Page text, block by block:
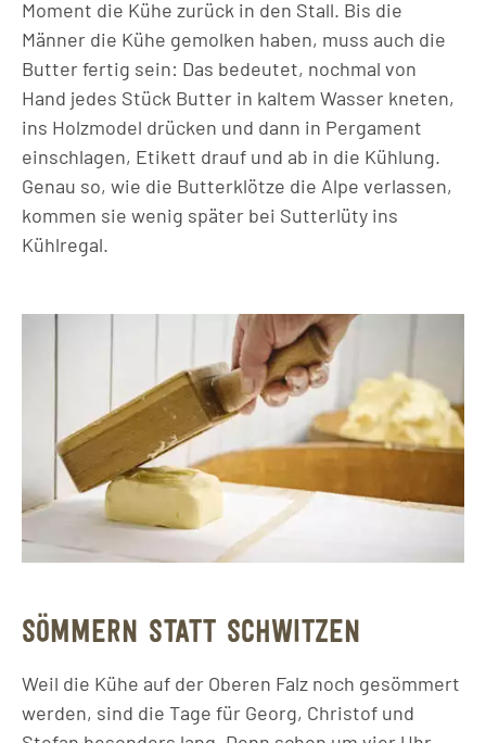
Moment die Kühe zurück in den Stall. Bis die
Männer die Kühe gemolken haben, muss auch die
Butter fertig sein: Das bedeutet, nochmal von
Hand jedes Stück Butter in kaltem Wasser kneten,
ins Holzmodel drücken und dann in Pergament
einschlagen, Etikett drauf und ab in die Kühlung.
Genau so, wie die Butterklötze die Alpe verlassen,
kommen sie wenig später bei Sutterlüty ins
Kühlregal.
SÖMMERN STATT SCHWITZEN
Weil die Kühe auf der Oberen Falz noch gesömmert
werden, sind die Tage für Georg, Christof und